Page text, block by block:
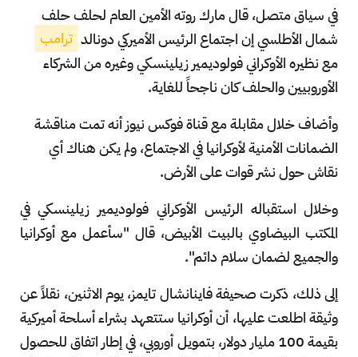
في سياق متصل، قال مارك روته الأمين العام لحلف حلف
شمال الأطلسي إن اجتماع الرئيس الأميركي دونالد ترامب
مع نظيره الأوكراني فولوديمير زيلينسكي وغيره من الشركاء
الأوروبيين والحلف كان ناجحاً للغاية.
وأضاف خلال مقابلة مع قناة فوكس نيوز أنه تمت مناقشة
الضمانات الأمنية لأوكرانيا في الاجتماع، ولم يكن هناك أي
نقاش حول نشر قوات على الأرض.
وخلال استقباله الرئيس الأوكراني فولوديمير زيلينسكي في
المكتب البيضاوي بالبيت الأبيض، قال "سأعمل مع أوكرانيا
والجميع لضمان سلام دائم".
إلى ذلك، ذكرت صحيفة فاينانشال تايمز، يوم الاثنين، نقلاً عن
وثيقة اطلعت عليها، أن أوكرانيا ستتعهد بشراء أسلحة أميركية
بقيمة 100 مليار دولار، بتمويل أوروبي، في إطار اتفاق للحصول